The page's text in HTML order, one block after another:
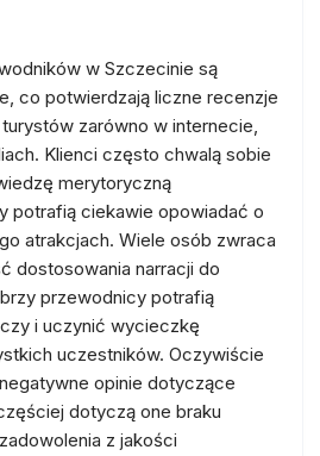
w Szczecinie są
co potwierdzają liczne recenzje
zarówno w internecie,
Klienci często chwalą sobie
merytoryczną
potrafią ciekawie opowiadać o
atrakcjach. Wiele osób zwraca
dostosowania narracji do
przewodnicy potrafią
i uczynić wycieczkę
uczestników. Oczywiście
opinie dotyczące
dotyczą one braku
z jakości